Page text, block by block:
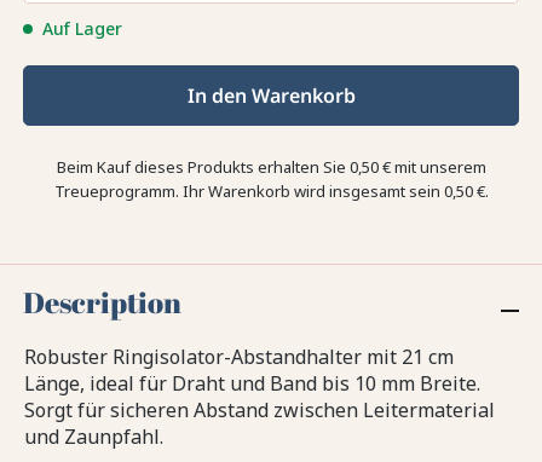
Auf Lager
In den Warenkorb
Beim Kauf dieses Produkts erhalten Sie 0,50 €mit unserem
Treueprogramm. Ihr Warenkorb wird insgesamt sein 0,50 €.
Description
Robuster Ringisolator-Abstandhalter mit 21 cm
Länge, ideal für Draht und Band bis 10 mm Breite.
Sorgt für sicheren Abstand zwischen Leitermaterial
und Zaunpfahl.